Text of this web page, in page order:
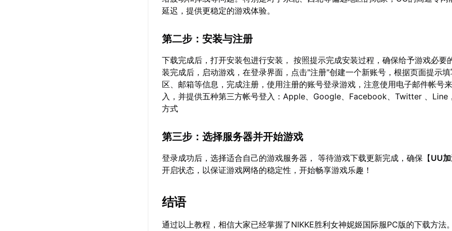
延迟，提供更稳定的游戏体验。
第二步：安装与注册
下载完成后，打开安装包进行安装， 按照提示完成安装过程，确保给予游戏必要
装完成后，启动游戏，在登录界面，点击"注册"创建一个新账号，根据页面提示
区、邮箱等信息，完成注册，使用注册的账号登录游戏，注意使用电子邮件帐号
入，并提供五种第三方帐号登入：Apple、Google、Facebook、Twitter 、Line
方式
第三步：选择服务器并开始游戏
登录成功后，选择适合自己的游戏服务器， 等待游戏下载更新完成，确保【UU
开启状态，以保证游戏网络的稳定性，开始畅享游戏乐趣！
结语
通过以上教程，相信大家已经掌握了NIKKE胜利女神妮姬国际服PC版的下载方法